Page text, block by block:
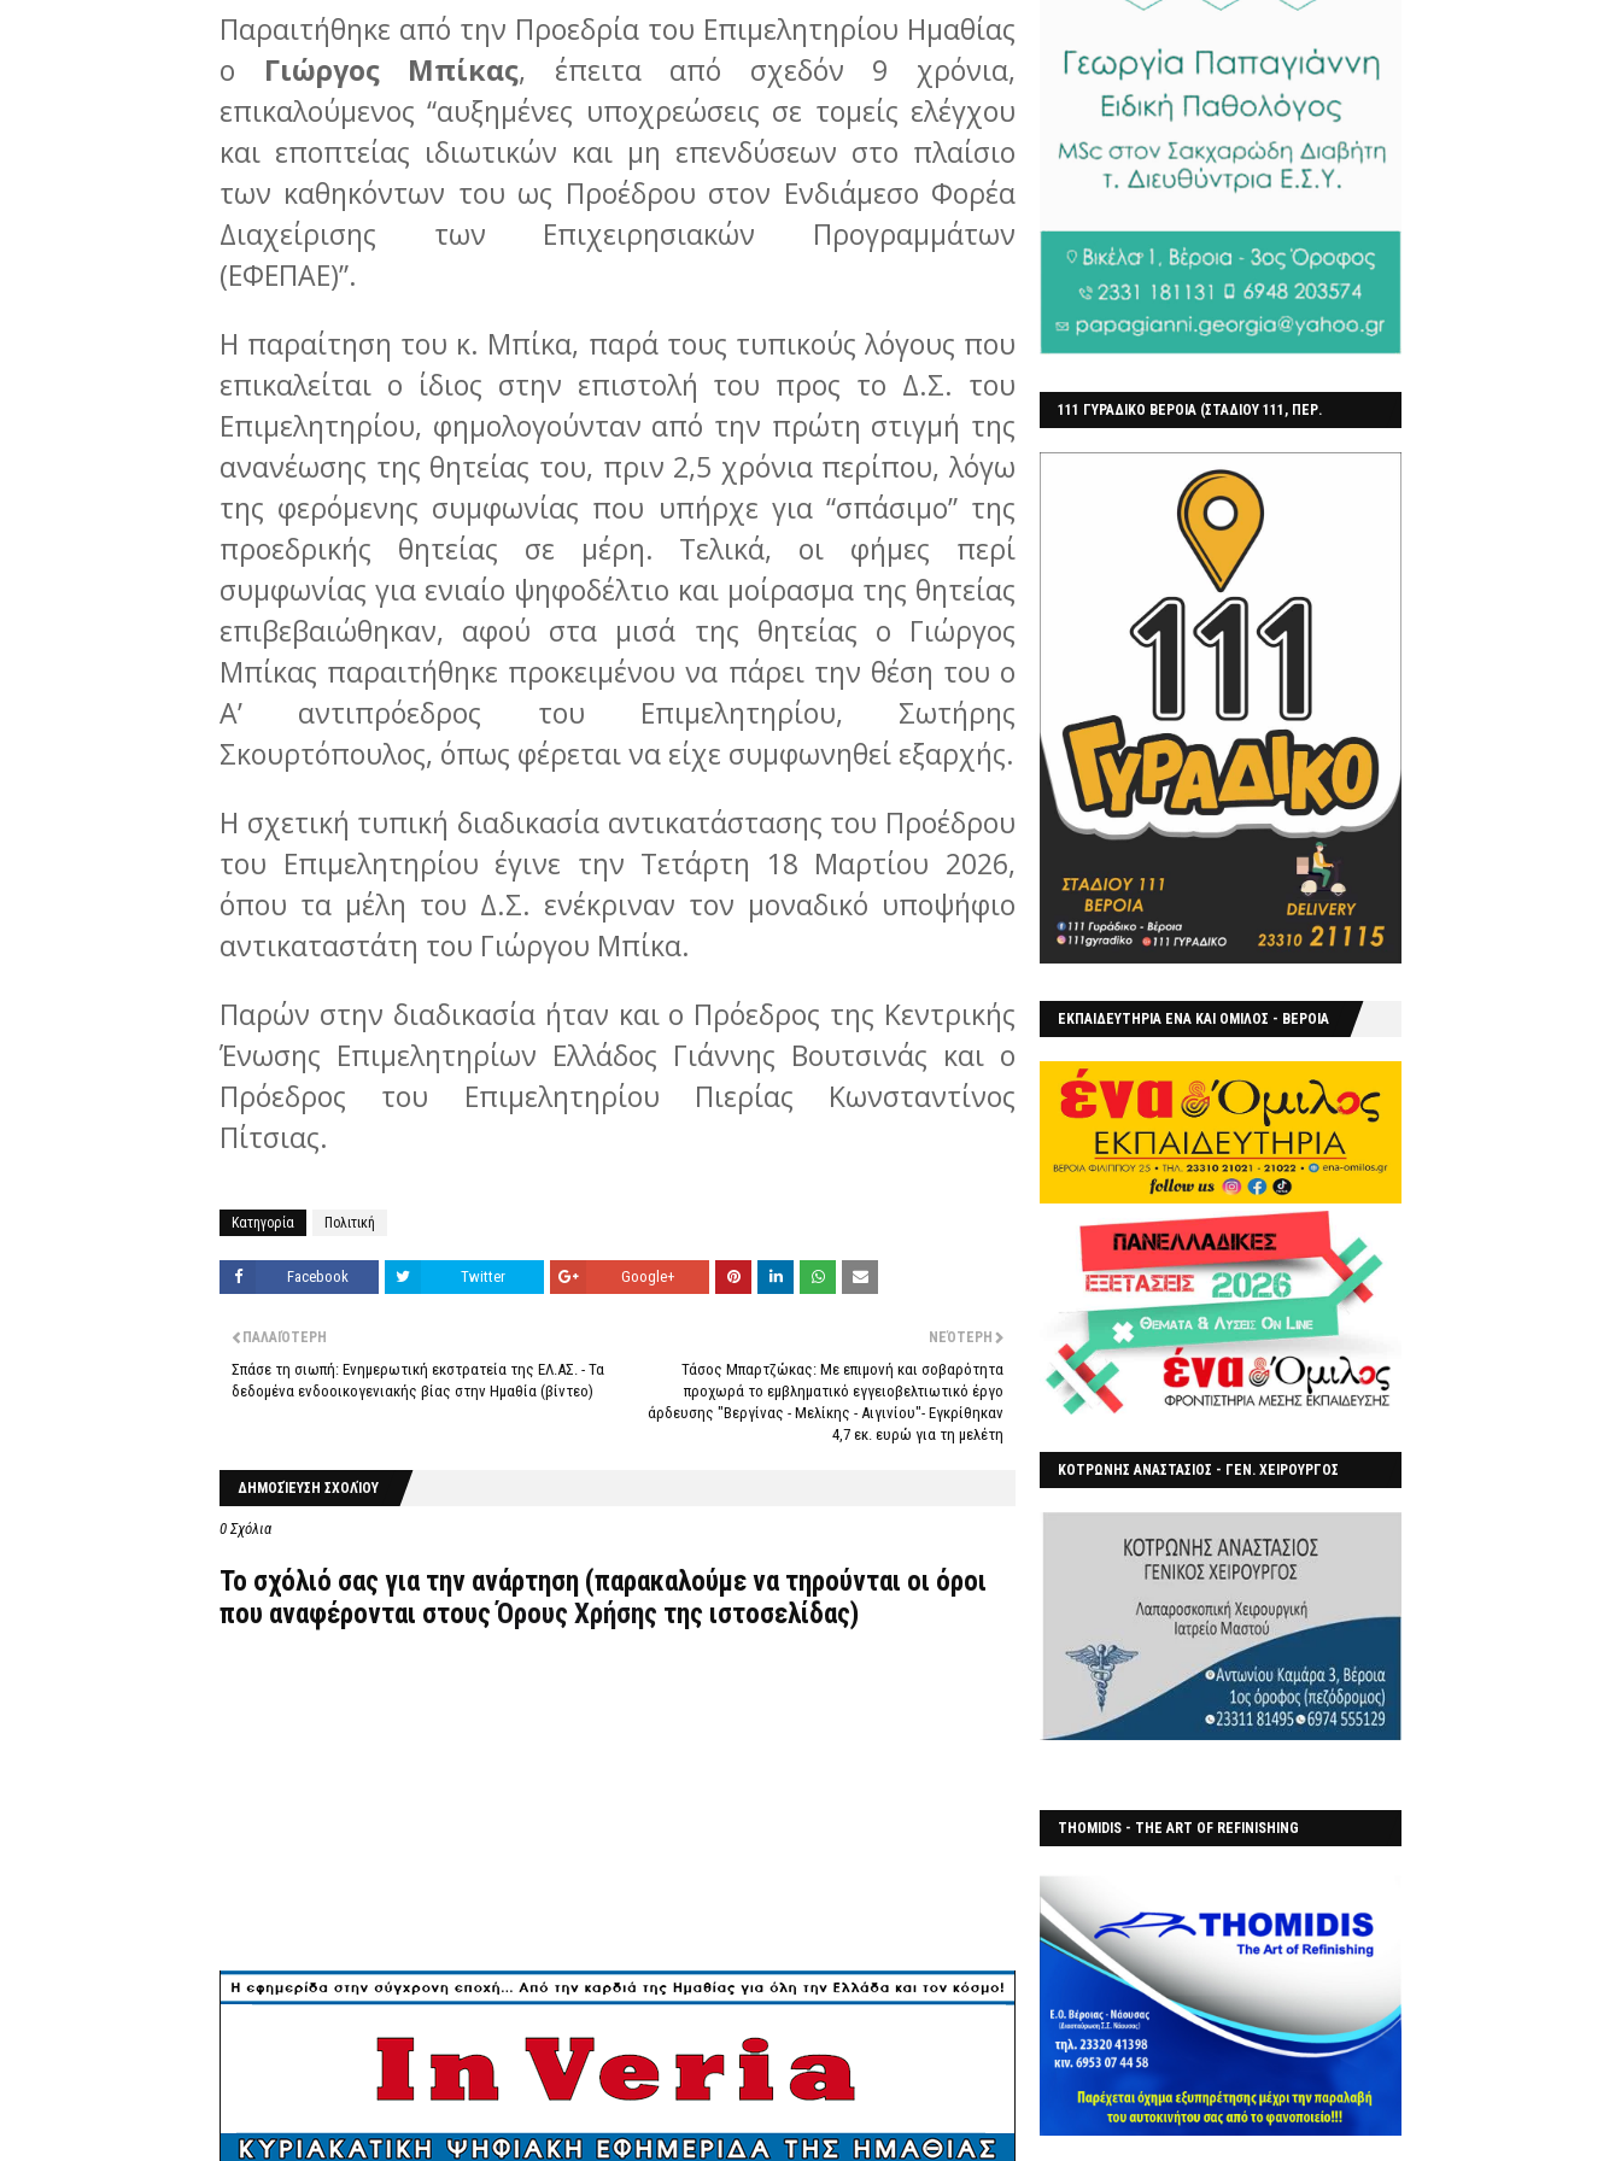
Παραιτήθηκε από την Προεδρία του Επιμελητηρίου Ημαθίας
ο Γιώργος Μπίκας, έπειτα από σχεδόν 9 χρόνια,
επικαλούμενος “αυξημένες υποχρεώσεις σε τομείς ελέγχου
και εποπτείας ιδιωτικών και μη επενδύσεων στο πλαίσιο
των καθηκόντων του ως Προέδρου στον Ενδιάμεσο Φορέα
Διαχείρισης των Επιχειρησιακών Προγραμμάτων
(ΕΦΕΠΑΕ)”.
Η παραίτηση του κ. Μπίκα, παρά τους τυπικούς λόγους που
επικαλείται ο ίδιος στην επιστολή του προς το Δ.Σ. του
Επιμελητηρίου, φημολογούνταν από την πρώτη στιγμή της
ανανέωσης της θητείας του, πριν 2,5 χρόνια περίπου, λόγω
της φερόμενης συμφωνίας που υπήρχε για “σπάσιμο” της
προεδρικής θητείας σε μέρη. Τελικά, οι φήμες περί
συμφωνίας για ενιαίο ψηφοδέλτιο και μοίρασμα της θητείας
επιβεβαιώθηκαν, αφού στα μισά της θητείας ο Γιώργος
Μπίκας παραιτήθηκε προκειμένου να πάρει την θέση του ο
Α’ αντιπρόεδρος του Επιμελητηρίου, Σωτήρης
Σκουρτόπουλος, όπως φέρεται να είχε συμφωνηθεί εξαρχής.
Η σχετική τυπική διαδικασία αντικατάστασης του Προέδρου
του Επιμελητηρίου έγινε την Τετάρτη 18 Μαρτίου 2026,
όπου τα μέλη του Δ.Σ. ενέκριναν τον μοναδικό υποψήφιο
αντικαταστάτη του Γιώργου Μπίκα.
Παρών στην διαδικασία ήταν και ο Πρόεδρος της Κεντρικής
Ένωσης Επιμελητηρίων Ελλάδος Γιάννης Βουτσινάς και ο
Πρόεδρος του Επιμελητηρίου Πιερίας Κωνσταντίνος
Πίτσιας.
Κατηγορία Πολιτική
Facebook Twitter Google+
ΝΕΌΤΕΡΗ
Τάσος Μπαρτζώκας: Με επιμονή και σοβαρότητα
προχωρά το εμβληματικό εγγειοβελτιωτικό έργο
άρδευσης "Βεργίνας - Μελίκης - Αιγινίου"- Εγκρίθηκαν
4,7 εκ. ευρώ για τη μελέτη
ΠΑΛΑΙΌΤΕΡΗ
Σπάσε τη σιωπή: Ενημερωτική εκστρατεία της ΕΛ.ΑΣ. - Τα
δεδομένα ενδοοικογενιακής βίας στην Ημαθία (βίντεο)
ΔΗΜΟΣΊΕΥΣΗ ΣΧΟΛΊΟΥ
0 Σχόλια
Το σχόλιό σας για την ανάρτηση (παρακαλούμε να τηρούνται οι όροι
που αναφέρονται στουςΌρους Χρήσης της ιστοσελίδας)
111 ΓΥΡΑΔΙΚΟ ΒΕΡΟΙΑ (ΣΤΑΔΙΟΥ 111, ΠΕΡ.
ΕΚΠΑΙΔΕΥΤΗΡΙΑ ΕΝΑ ΚΑΙ ΟΜΙΛΟΣ - ΒΕΡΟΙΑ
ΚΟΤΡΩΝΗΣ ΑΝΑΣΤΑΣΙΟΣ - ΓΕΝ. ΧΕΙΡΟΥΡΓΟΣ
THOMIDIS - THE ART OF REFINISHING